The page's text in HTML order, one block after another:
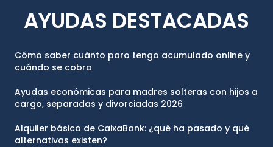
Cómo saber cuánto paro tengo acumulado online y
cuándo se cobra
Ayudas económicas para madres solteras con hijos a
cargo, separadas y divorciadas 2026
Alquiler básico de CaixaBank: ¿qué ha pasado y qué
alternativas existen?
AYUDAS DESTACADAS